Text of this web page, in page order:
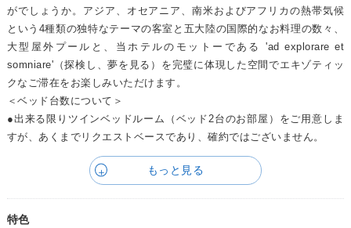
がでしょうか。アジア、オセアニア、南米およびアフリカの熱帯気候
という4種類の独特なテーマの客室と五大陸の国際的なお料理の数々、
大型屋外プールと、当ホテルのモットーである 'ad explorare et
somniare'（探検し、夢を見る）を完璧に体現した空間でエキゾティッ
クなご滞在をお楽しみいただけます。
＜ベッド台数について＞
●出来る限りツインベッドルーム（ベッド2台のお部屋）をご用意しま
すが、あくまでリクエストベースであり、確約ではございません。
もっと見る
特色